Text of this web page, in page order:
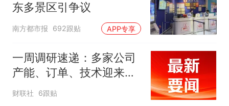
东多景区引争议
南方都市报 692跟贴 APP专享
一周调研速递：多家公司
产能、订单、技术迎来突
破，涉及PCB、MLCC、
财联社 6跟贴